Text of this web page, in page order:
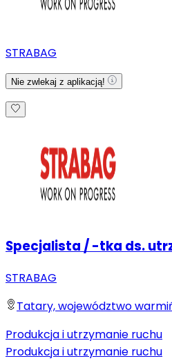
STRABAG
Nie zwlekaj z aplikacją!
Specjalista / -tka ds.
STRABAG
Tatary, województwo
Produkcja i utrzymanie ruchu
Produkcja i utrzymanie ruchu